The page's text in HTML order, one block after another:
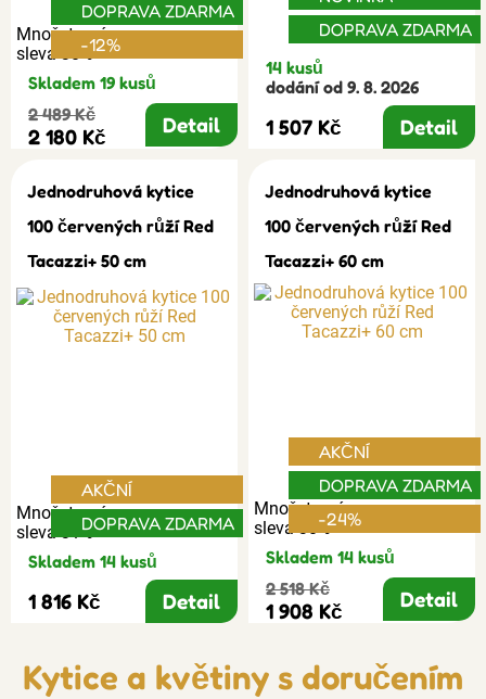
Množstevní
sleva 30%
DOPRAVA ZDARMA
-12%
Skladem 19 kusů
2 489 Kč
2 180 Kč Detail
DOPRAVA ZDARMA
14 kusů
dodání od 9. 8. 2026
1 507 Kč Detail
Jednodruhová kytice
100 červených růží Red
Tacazzi+ 50 cm
Množstevní
sleva 31%
AKČNÍ
DOPRAVA ZDARMA
Skladem 14 kusů
1 816 Kč Detail
Jednodruhová kytice
100 červených růží Red
Tacazzi+ 60 cm
Množstevní
sleva 30%
AKČNÍ
DOPRAVA ZDARMA
-24%
Skladem 14 kusů
2 518 Kč
1 908 Kč Detail
Kytice a květiny s doručením